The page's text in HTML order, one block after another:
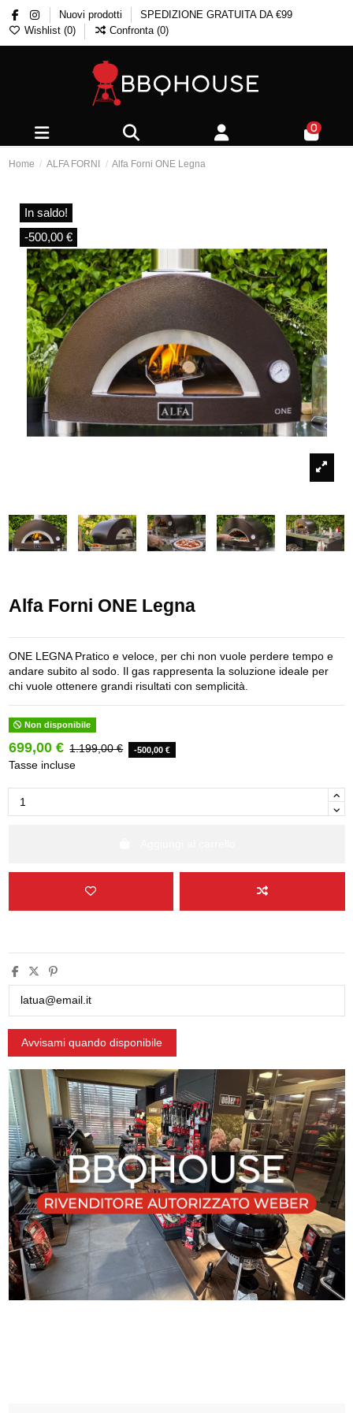
Nuovi prodotti
SPEDIZIONE GRATUITA DA €99
Wishlist (0) Confronta (0)
0
Home ALFA FORNI Alfa Forni ONE Legna
In saldo!
-500,00 €
Alfa Forni ONE Legna
ONE LEGNA Pratico e veloce, per chi non vuole perdere tempo e
andare subito al sodo. Il gas rappresenta la soluzione ideale per
chi vuole ottenere grandi risultati con semplicità.
Non disponibile
699,00 € 1.199,00 € -500,00 €
Tasse incluse